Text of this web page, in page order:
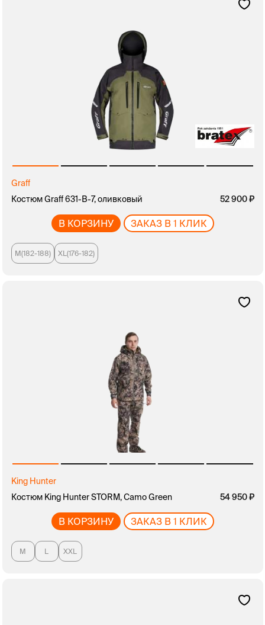
Graff
Костюм Graff 631-В-7, оливковый
52 900
В КОРЗИНУ ЗАКАЗ В 1 КЛИК
M(182-188) XL(176-182)
King Hunter
Костюм King Hunter STORM, Camo Green
54 950
В КОРЗИНУ ЗАКАЗ В 1 КЛИК
M L XXL